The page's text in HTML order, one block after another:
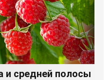
и средней полосы